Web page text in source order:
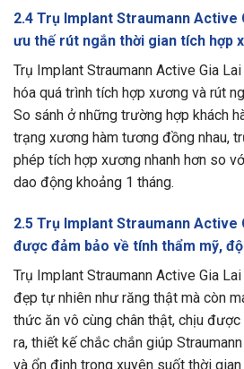
2.4 Trụ Implant Straumann Active
ưu thế rút ngắn thời gian tích hợp
Trụ Implant Straumann Active Gia
hóa quá trình tích hợp xương và rút
So sánh ở những trường hợp khách
trạng xương hàm tương đồng nhau,
phép tích hợp xương nhanh hơn so
dao động khoảng 1 tháng.
2.5 Trụ Implant Straumann Active
được đảm bảo về tính thẩm mỹ,
Trụ Implant Straumann Active Gia
đẹp tự nhiên như răng thật mà còn
thức ăn vô cùng chân thật, chịu
ra, thiết kế chắc chắn giúp
và ổn định trong xuyên suốt thời